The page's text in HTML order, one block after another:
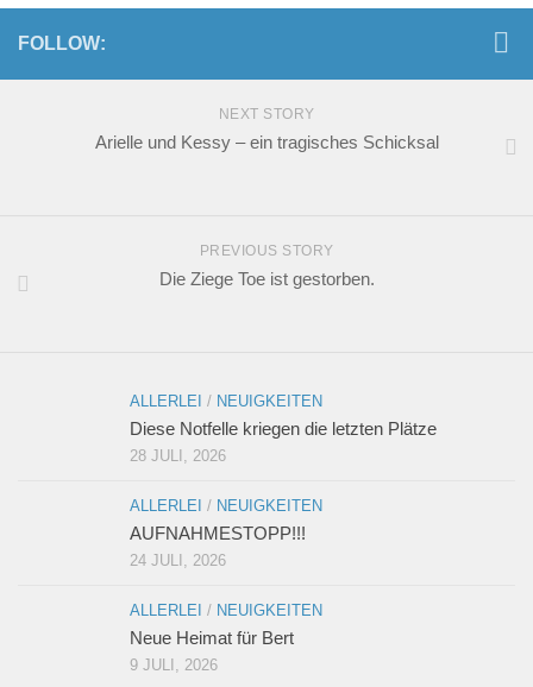
FOLLOW:
NEXT STORY
Arielle und Kessy – ein tragisches Schicksal
PREVIOUS STORY
Die Ziege Toe ist gestorben.
ALLERLEI / NEUIGKEITEN
Diese Notfelle kriegen die letzten Plätze
28 JULI, 2026
ALLERLEI / NEUIGKEITEN
AUFNAHMESTOPP!!!
24 JULI, 2026
ALLERLEI / NEUIGKEITEN
Neue Heimat für Bert
9 JULI, 2026